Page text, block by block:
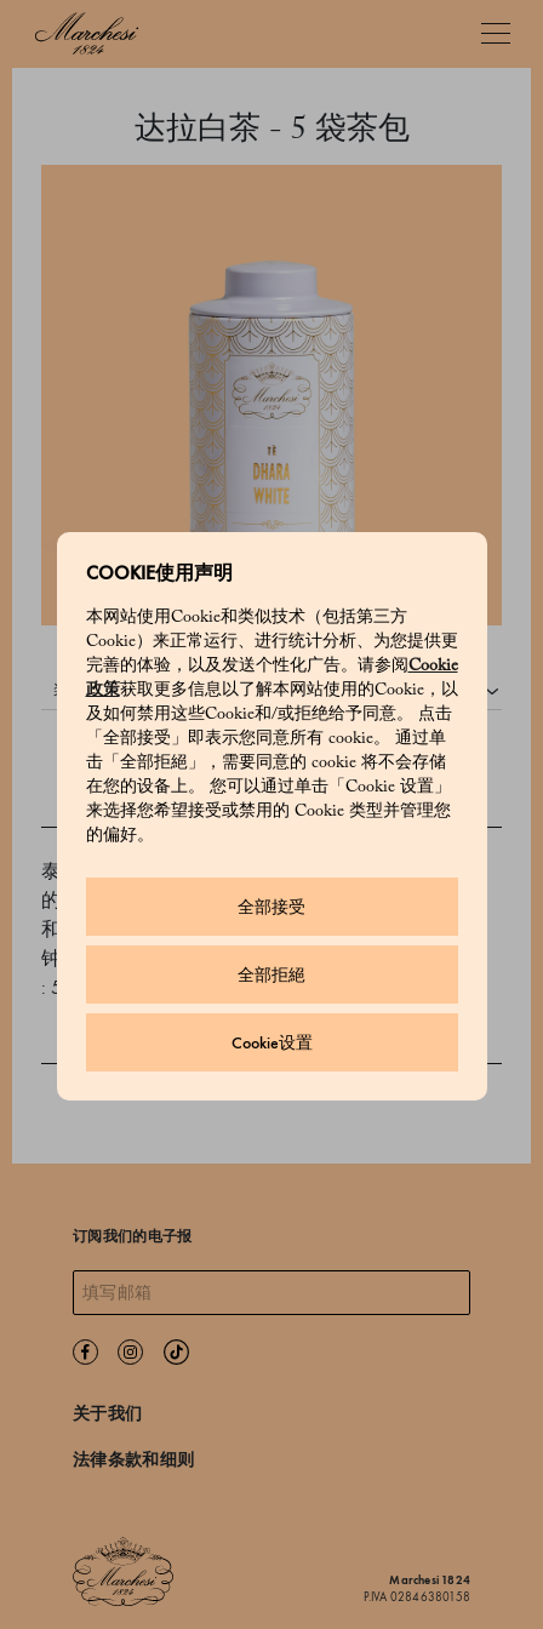
COOKIE使用声明
本网站使用Cookie和类似技术（包括第三方
Cookie）来正常运行、进行统计分析、为您提供更
完善的体验，以及发送个性化广告。请参阅Cookie
政策获取更多信息以了解本网站使用的Cookie，以
及如何禁用这些Cookie和/或拒绝给予同意。 点击
「全部接受」即表示您同意所有 cookie。 通过单
击「全部拒絕」，需要同意的 cookie 将不会存储
在您的设备上。 您可以通过单击「Cookie 设置」
来选择您希望接受或禁用的 Cookie 类型并管理您
的偏好。
全部接受
全部拒絕
Cookie设置
达拉白茶 - 5 袋茶包
装:
泰国森林中的原始单一原味白茶，手工采摘并以古老
的传统工艺加工。精致的香气带有典型的蜂蜜、牛奶
和淡淡的玫瑰的温暖气息。浅黄色。冲泡时间：3 分
钟
: 530654003_V
订阅我们的电子报
关于我们
法律条款和细则
Marchesi 1824
P.IVA 02846380158